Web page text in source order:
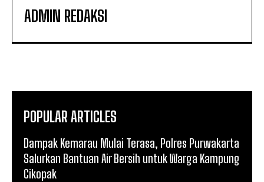
ADMIN REDAKSI
POPULAR ARTICLES
Dampak Kemarau Mulai Terasa, Polres Purwakarta
Salurkan Bantuan Air Bersih untuk Warga Kampung
Cikopak